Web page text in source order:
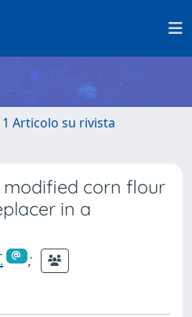
1 Articolo su rivista
modified corn flour
in a
;